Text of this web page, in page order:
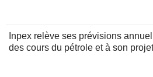
Inpex relève ses prévisions
des cours du pétrole et à son